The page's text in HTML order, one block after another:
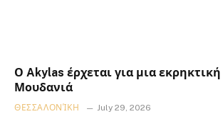
Ο Akylas έρχεται για μια
Μουδανιά
ΘΕΣΣΑΛΟΝΊΚΗ July 29, 2026